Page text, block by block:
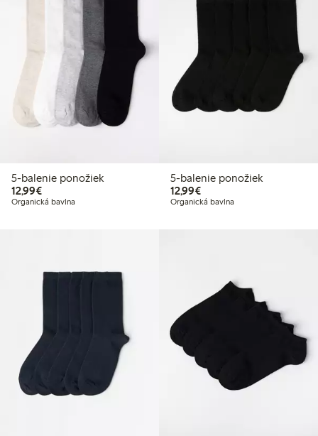
5-balenie ponožiek
12,99€12,99 €
Organická bavlna
5-balenie ponožiek
12,99€12,99 €
Organická bavlna